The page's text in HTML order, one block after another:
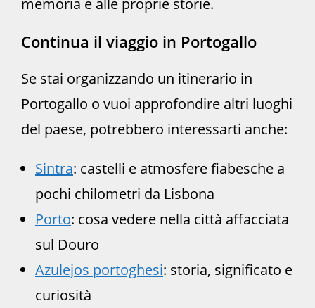
memoria e alle proprie storie.
Continua il viaggio in Portogallo
Se stai organizzando un itinerario in
Portogallo o vuoi approfondire altri luoghi
del paese, potrebbero interessarti anche:
Sintra: castelli e atmosfere fiabesche a
pochi chilometri da Lisbona
Porto: cosa vedere nella città affacciata
sul Douro
Azulejos portoghesi: storia, significato e
curiosità